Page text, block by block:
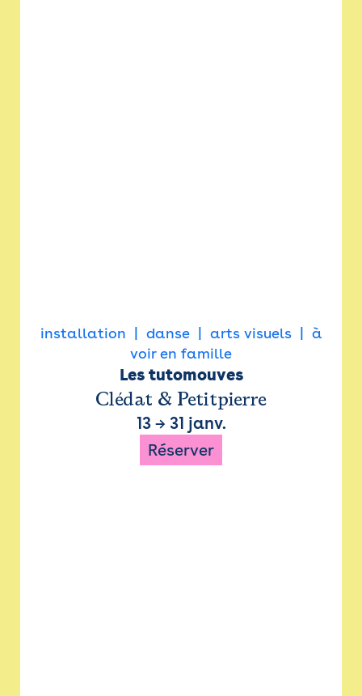
installation danse arts visuels
à
voir en famille
Les tutomouves
Clédat & Petitpierre
13→ 31 janv.
Réserver